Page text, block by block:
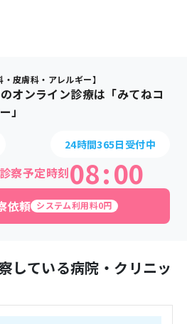
・皮膚科・アレルギー】
オンライン診療は「みてねコ
」
24時間365日受付中
診察予定時刻08:00
依頼 システム利用料0円
している病院・クリニッ